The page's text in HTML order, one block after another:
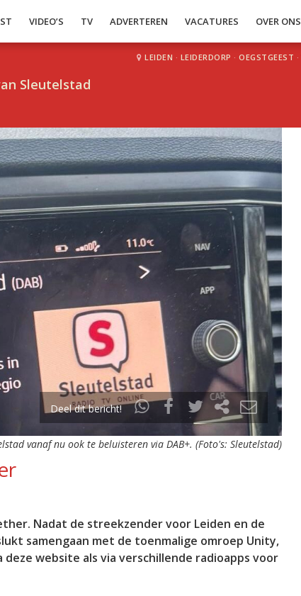
VIDEO’S TV ADVERTEREN VACATURES OVER ONS
Sleutelstad
LEIDEN · LEIDERDORP · OEGSTGEEST ·
Deel dit bericht!
vanaf nu ook te beluisteren via DAB+. (Foto's: Sleutelstad)
Nadat de streekzender voor Leiden en de
samengaan met de toenmalige omroep Unity,
website als via verschillende radioapps voor